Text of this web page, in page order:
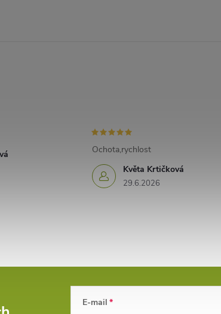
Květa Krtičková
29.6.2026
Ochota,rychlost
E-mail